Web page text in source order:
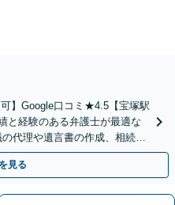
】Google口コミ★4.5【宝塚駅
と経験のある弁護士が最適な
代理や遺言書の作成、相続放
見る